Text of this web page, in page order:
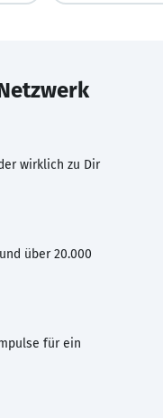
wirklich zu Dir
über 20.000
für ein